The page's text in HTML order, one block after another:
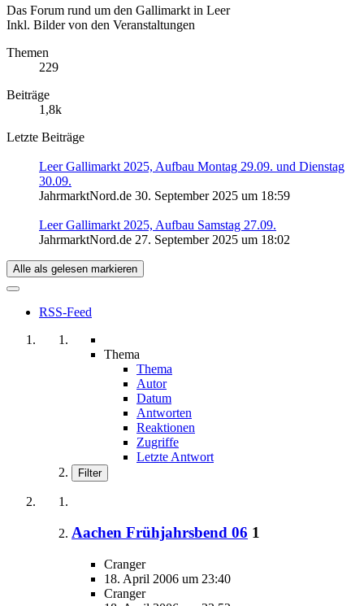
Das Forum rund um den Gallimarkt in Leer
Inkl. Bilder von den Veranstaltungen
Themen
229
Beiträge
1,8k
Letzte Beiträge
Leer Gallimarkt 2025, Aufbau Montag 29.09. und Dienstag
30.09.
JahrmarktNord.de 30. September 2025 um 18:59
Leer Gallimarkt 2025, Aufbau Samstag 27.09.
JahrmarktNord.de 27. September 2025 um 18:02
Alle als gelesen markieren
RSS-Feed
Thema
Thema
Autor
Datum
Antworten
Reaktionen
Zugriffe
Letzte Antwort
Filter
Aachen Frühjahrsbend 06 1
Cranger
18. April 2006 um 23:40
Cranger